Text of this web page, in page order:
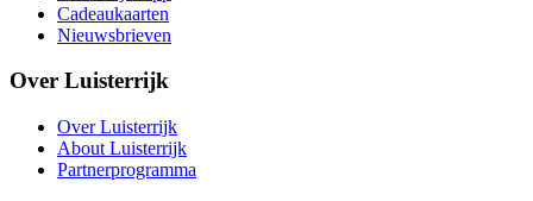
Cadeaukaarten
Nieuwsbrieven
Over Luisterrijk
Over Luisterrijk
About Luisterrijk
Partnerprogramma